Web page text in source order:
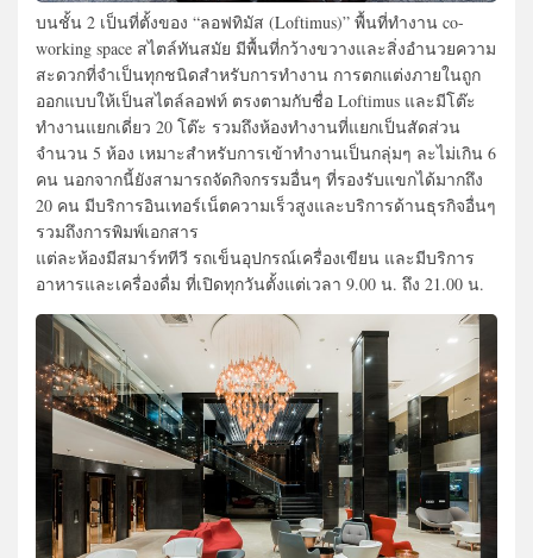
บนชั้น 2 เป็นที่ตั้งของ “ลอฟทิมัส (Loftimus)” พื้นที่ทำงาน co-
working space สไตล์ทันสมัย มีพื้นที่กว้างขวางและสิ่งอำนวยความ
สะดวกที่จำเป็นทุกชนิดสำหรับการทำงาน การตกแต่งภายในถูก
ออกแบบให้เป็นสไตล์ลอฟท์ ตรงตามกับชื่อ Loftimus และมีโต๊ะ
ทำงานแยกเดี่ยว 20 โต๊ะ รวมถึงห้องทำงานที่แยกเป็นสัดส่วน
จำนวน 5 ห้อง เหมาะสำหรับการเข้าทำงานเป็นกลุ่มๆ ละไม่เกิน 6
คน นอกจากนี้ยังสามารถจัดกิจกรรมอื่นๆ ที่รองรับแขกได้มากถึง
20 คน มีบริการอินเทอร์เน็ตความเร็วสูงและบริการด้านธุรกิจอื่นๆ
รวมถึงการพิมพ์เอกสาร
แต่ละห้องมีสมาร์ททีวี รถเข็นอุปกรณ์เครื่องเขียน และมีบริการ
อาหารและเครื่องดื่ม ที่เปิดทุกวันตั้งแต่เวลา 9.00 น. ถึง 21.00 น.